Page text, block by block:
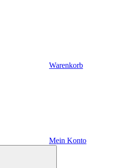
Warenkorb
Mein Konto